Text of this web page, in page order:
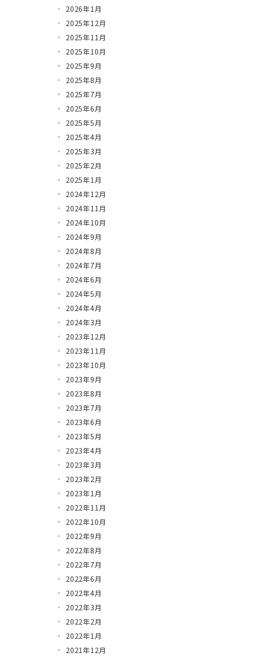
2026年1月
2025年12月
2025年11月
2025年10月
2025年9月
2025年8月
2025年7月
2025年6月
2025年5月
2025年4月
2025年3月
2025年2月
2025年1月
2024年12月
2024年11月
2024年10月
2024年9月
2024年8月
2024年7月
2024年6月
2024年5月
2024年4月
2024年3月
2023年12月
2023年11月
2023年10月
2023年9月
2023年8月
2023年7月
2023年6月
2023年5月
2023年4月
2023年3月
2023年2月
2023年1月
2022年11月
2022年10月
2022年9月
2022年8月
2022年7月
2022年6月
2022年4月
2022年3月
2022年2月
2022年1月
2021年12月